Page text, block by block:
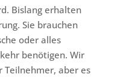
Bislang erhalten
Sie brauchen
oder alles
benötigen. Wir
Teilnehmer, aber es